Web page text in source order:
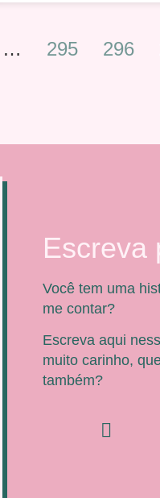
… 295 296
Escreva
Você tem uma
me contar?
Escreva aqui
muito carinho,
também?